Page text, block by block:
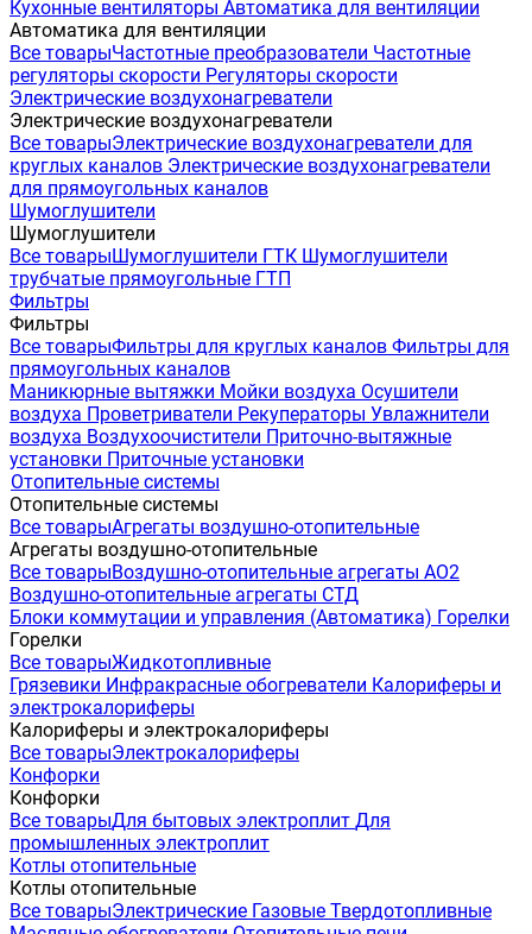
Кухонные вентиляторы Автоматика для вентиляции
Автоматика для вентиляции
Все товарыЧастотные преобразователи Частотные
регуляторы скорости Регуляторы скорости
Электрические воздухонагреватели
Электрические воздухонагреватели
Все товарыЭлектрические воздухонагреватели для
круглых каналов Электрические воздухонагреватели
для прямоугольных каналов
Шумоглушители
Шумоглушители
Все товарыШумоглушители ГТК Шумоглушители
трубчатые прямоугольные ГТП
Фильтры
Фильтры
Все товарыФильтры для круглых каналов Фильтры для
прямоугольных каналов
Маникюрные вытяжки Мойки воздуха Осушители
воздуха Проветриватели Рекуператоры Увлажнители
воздуха Воздухоочистители Приточно-вытяжные
установки Приточные установки
Отопительные системы
Отопительные системы
Все товарыАгрегаты воздушно-отопительные
Агрегаты воздушно-отопительные
Все товарыВоздушно-отопительные агрегаты АО2
Воздушно-отопительные агрегаты СТД
Блоки коммутации и управления (Автоматика) Горелки
Горелки
Все товарыЖидкотопливные
Грязевики Инфракрасные обогреватели Калориферы и
электрокалориферы
Калориферы и электрокалориферы
Все товарыЭлектрокалориферы
Конфорки
Конфорки
Все товарыДля бытовых электроплит Для
промышленных электроплит
Котлы отопительные
Котлы отопительные
Все товарыЭлектрические Газовые Твердотопливные